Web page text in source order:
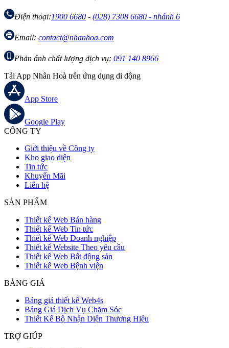
Điện thoại:1900 6680 - (028) 7308 6680 - nhánh 6
Email: contact@nhanhoa.com
Phản ánh chất lượng dịch vụ: 091 140 8966
Tải App Nhân Hoà trên ứng dụng di động
App Store
Google Play
CÔNG TY
Giới thiệu về Công ty
Kho giao diện
Tin tức
Khuyến Mãi
Liên hệ
SẢN PHẨM
Thiết kế Web Bán hàng
Thiết kế Web Tin tức
Thiết kế Web Doanh nghiệp
Thiết kế Website Theo yêu cầu
Thiết kế Web Bất động sản
Thiết kế Web Bệnh viện
BẢNG GIÁ
Bảng giá thiết kế Web4s
Bảng Giá Dịch Vụ Chăm Sóc
Thiết Kế Bộ Nhận Diện Thương Hiệu
TRỢ GIÚP